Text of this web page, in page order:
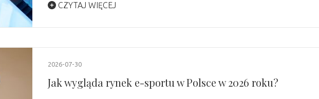
CZYTAJ WIĘCEJ
2026-07-30
Jak wygląda rynek e-sportu w Polsce w 2026 roku?